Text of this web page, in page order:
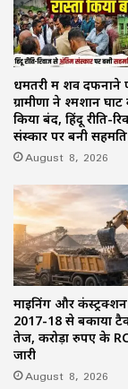
धमतरी में शव दफनाने
ग्रामीणों ने श्मशान घाट
किया बंद, हिंदू रीति-
संस्कार पर बनी सहमति
August 8, 2026
माइनिंग और
2017-18 से बकाया
तेज, करोड़ों रुपए के
जारी
August 8, 2026